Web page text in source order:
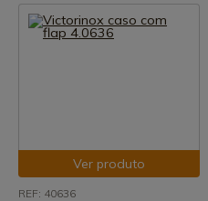
Ver produto
REF: 40636